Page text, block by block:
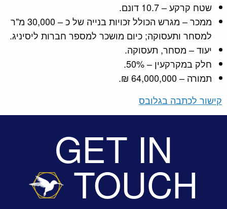
שטח קרקע – 10.7 דונם.
ממכר – מגרש הכולל זכויות בנייה של כ – 30,000 מ"ר
למסחר ותעסוקה; כיום מושכר למספר חברות ליסיניג.
יעוד – מסחר, תעסוקה.
חלק במקרקעין – 50%.
תמורה – 64,000,000 ₪.
קישור לכתבה בגלובס
GET IN
TOUCH